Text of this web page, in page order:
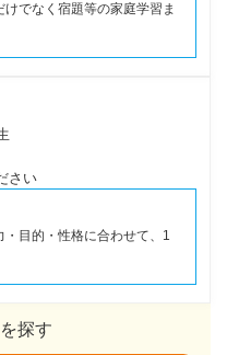
でなく宿題等の家庭学習ま
さい
目的・性格に合わせて、1
探す